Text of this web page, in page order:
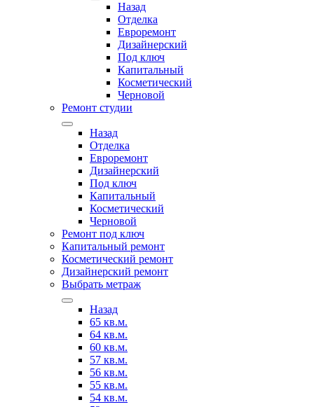
Назад
Отделка
Евроремонт
Дизайнерский
Под ключ
Капитальный
Косметический
Черновой
Ремонт студии
Назад
Отделка
Евроремонт
Дизайнерский
Под ключ
Капитальный
Косметический
Черновой
Ремонт под ключ
Капитальный ремонт
Косметический ремонт
Дизайнерский ремонт
Выбрать метраж
Назад
65 кв.м.
64 кв.м.
60 кв.м.
57 кв.м.
56 кв.м.
55 кв.м.
54 кв.м.